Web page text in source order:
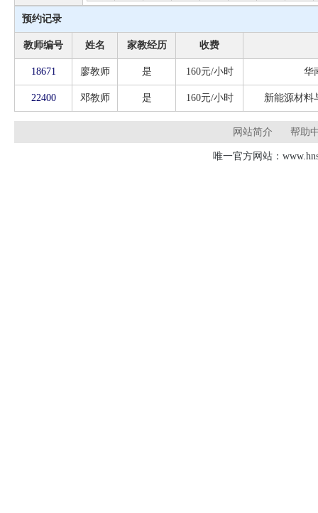
预约记录
教师编号 姓名 家教经历 收费
18671 廖教师 是 160元/小时 华
22400 邓教师 是 160元/小时 新能源材料
网站简介 帮助
唯一官方网站：